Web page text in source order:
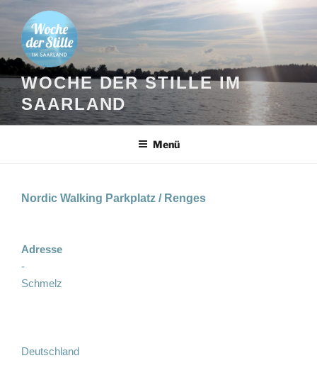
Inhalt
springen
WOCHE DER STILLE IM
SAARLAND
Menü
Nordic Walking Parkplatz / Renges
Adresse
-
Schmelz
Deutschland